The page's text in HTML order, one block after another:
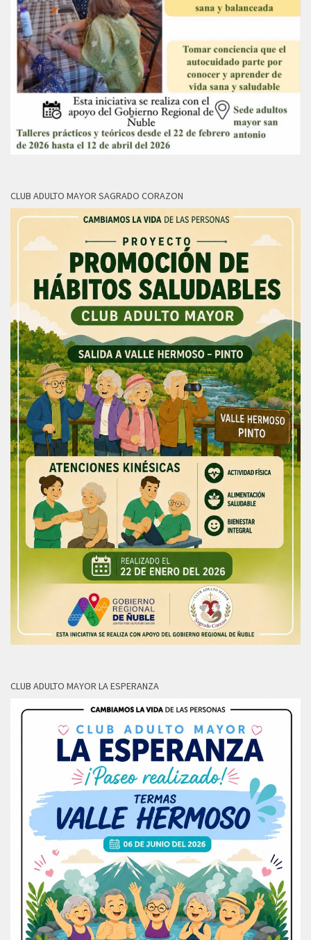
CLUB ADULTO MAYOR SAGRADO CORAZON
CLUB ADULTO MAYOR LA ESPERANZA